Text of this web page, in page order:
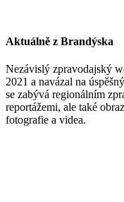
Aktuálně z Brandýska
Nezávislý zpravodajský
2021 a navázal na
se zabývá regionálním
reportážemi, ale také
fotografie a videa.